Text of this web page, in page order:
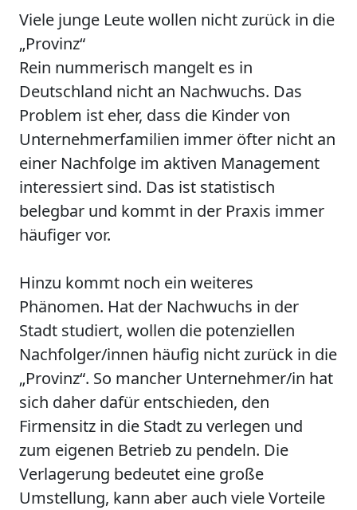
Viele junge Leute wollen nicht zurück in die
„Provinz“
Rein nummerisch mangelt es in
Deutschland nicht an Nachwuchs. Das
Problem ist eher, dass die Kinder von
Unternehmerfamilien immer öfter nicht an
einer Nachfolge im aktiven Management
interessiert sind. Das ist statistisch
belegbar und kommt in der Praxis immer
häufiger vor.
Hinzu kommt noch ein weiteres
Phänomen. Hat der Nachwuchs in der
Stadt studiert, wollen die potenziellen
Nachfolger/innen häufig nicht zurück in die
„Provinz“. So mancher Unternehmer/in hat
sich daher dafür entschieden, den
Firmensitz in die Stadt zu verlegen und
zum eigenen Betrieb zu pendeln. Die
Verlagerung bedeutet eine große
Umstellung, kann aber auch viele Vorteile